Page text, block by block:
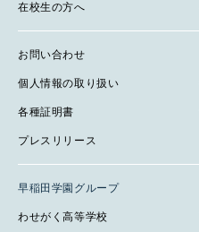
在校生の方へ
お問い合わせ
個人情報の取り扱い
各種証明書
プレスリリース
早稲田学園グループ
わせがく高等学校